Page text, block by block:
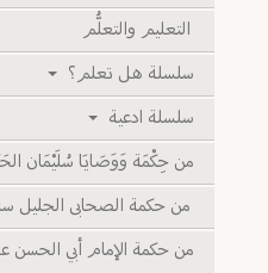
التعليم والتعلُّم
سلسلة هل تعلم؟
سلسلة ادعية
من حِكْمَة وَوَصَايَا سُلَيْمَان
من حكمة الصحابى الجليل
من حكمة الإمام أبي الحسن